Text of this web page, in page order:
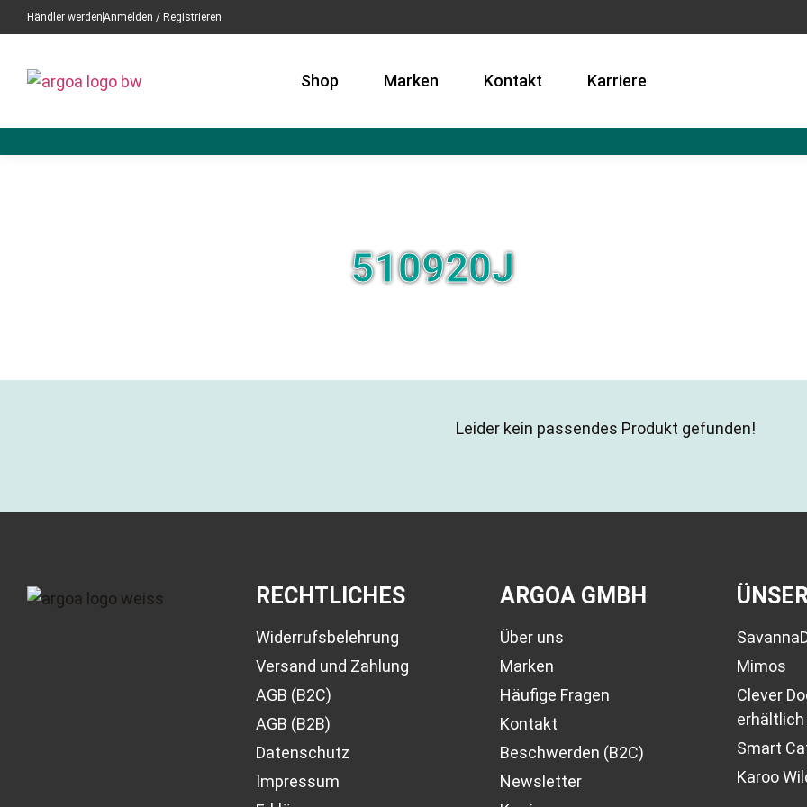
Händler werdenAnmelden / Registrieren
Shop Marken Kontakt Karriere
510920J
Leider kein passendes Produkt gefunden!
RECHTLICHES
Widerrufsbelehrung
Versand und Zahlung
AGB (B2C)
AGB (B2B)
Datenschutz
Impressum
ARGOA GMBH
Über uns
Marken
Häufige Fragen
Kontakt
Beschwerden (B2C)
Newsletter
Mimos
Clever
erhältlich
Smart
Karoo